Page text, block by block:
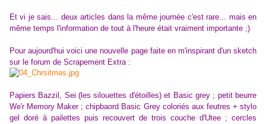
Et vi je sais... deux articles dans la même journée c'est rare... mais en
même temps l'information de tout à l'heure était vraiment importante ;)
Pour aujourd'hui voici une nouvelle page faite en m'inspirant d'un sketch
sur le forum de Scrapement Extra :
Papiers Bazzil, Sei (les silouettes d'étoilles) et Basic grey ; petit beurre
We'r Memory Maker ; chipbaord Basic Grey coloriés aux feutres + stylo
gel doré à pailettes puis recouvert de trois couche d'Utee ; cercles